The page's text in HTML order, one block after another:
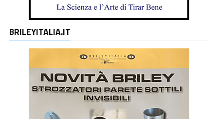
BRILEYITALIA.IT